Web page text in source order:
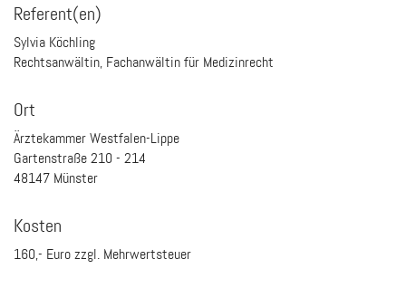
Referent(en)
Sylvia Köchling
Rechtsanwältin, Fachanwältin für Medizinrecht
Ort
Ärztekammer Westfalen-Lippe
Gartenstraße 210 - 214
48147 Münster
Kosten
160,- Euro zzgl. Mehrwertsteuer